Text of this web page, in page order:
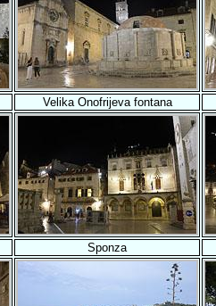
Velika Onofrijeva fontana
Sponza